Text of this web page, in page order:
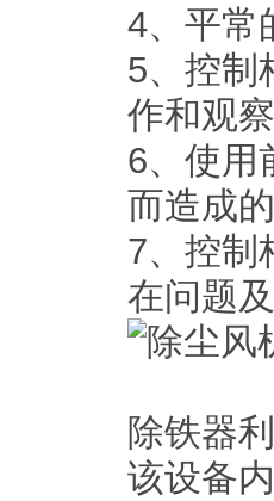
4、平常
5、控制
作和观
6、使用
而造成
7、控制
在问题
除铁器
该设备